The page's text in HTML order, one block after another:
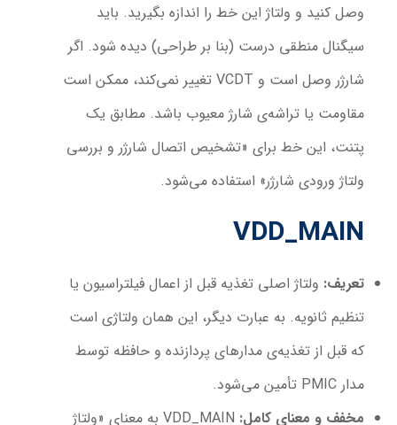
وصل کنید و ولتاژ این خط را اندازه بگیرید. باید
سیگنال منطقی درست (بنا بر طراحی) دیده شود. اگر
شارژر وصل است و VCDT تغییر نمی‌کند، ممکن است
مقاومت یا تراشه‌ی شارژ معیوب باشد. مطابق یک
پتنت، این خط برای «تشخیص اتصال شارژر و بررسی
ولتاژ ورودی شارژر» استفاده می‌شود.
VDD_MAIN
تعریف: ولتاژ اصلی تغذیه قبل از اعمال فیلتراسیون یا
تنظیم ثانویه. به عبارت دیگر، این همان ولتاژی است
که قبل از تغذیه‌ی مدارهای پردازنده و حافظه توسط
مدار PMIC تأمین می‌شود.
مخفف و معنای کامل:
VDD_MAIN به معنای «ولتاژ